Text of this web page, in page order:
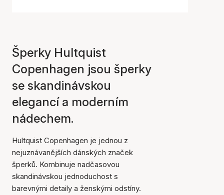
Šperky Hultquist
Copenhagen jsou šperky
se skandinávskou
elegancí a moderním
nádechem.
Hultquist Copenhagen je jednou z
nejuznávanějších dánských značek
šperků. Kombinuje nadčasovou
skandinávskou jednoduchost s
barevnými detaily a ženskými odstíny.